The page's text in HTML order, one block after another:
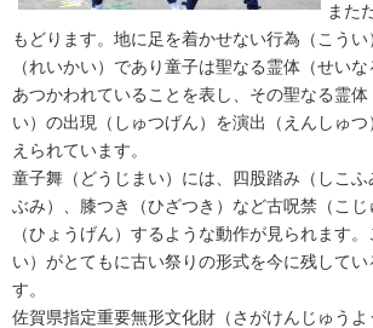
また
もどります。地に足を着かせない行為（こう
（れいかい）であり童子は聖なる霊体（せい
あつかわれていることを表し、その聖なる霊体
い）の出現（しゅつげん）を演出（えんしゅ
えられています。
童子舞（どうじまい）には、四股踏み（しこふ
ぶみ）、膝つき（ひざつき）など古呪禁（こじ
（ひょうげん）するような動作が見られます
い）がとてもに古い祭りの形式を今に残してい
す。
佐賀県指定重要無形文化財（さがけんじゅう